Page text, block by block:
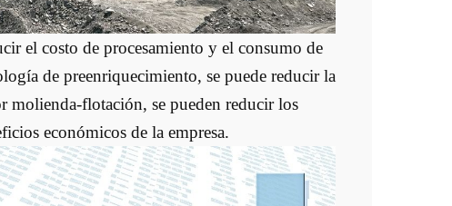
el costo de procesamiento y el consumo de
de preenriquecimiento, se puede reducir la
molienda-flotación, se pueden reducir los
económicos de la empresa.